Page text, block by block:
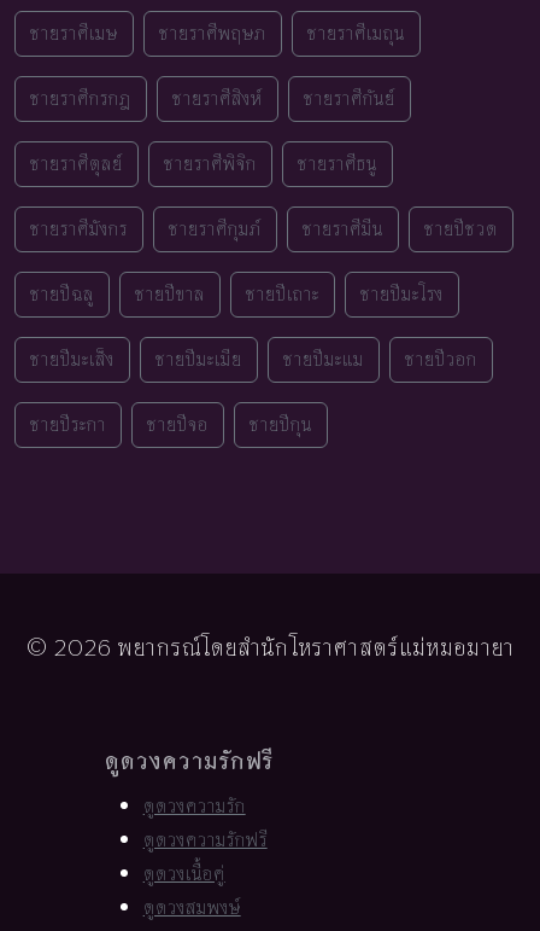
ชายราศีเมษ ชายราศีพฤษภ ชายราศีเมถุน
ชายราศีกรกฎ ชายราศีสิงห์ ชายราศีกันย์
ชายราศีตุลย์ ชายราศีพิจิก ชายราศีธนู
ชายราศีมังกร ชายราศีกุมภ์ ชายราศีมีน ชายปีชวด
ชายปีฉลู ชายปีขาล ชายปีเถาะ ชายปีมะโรง
ชายปีมะเส็ง ชายปีมะเมีย ชายปีมะแม ชายปีวอก
ชายปีระกา ชายปีจอ ชายปีกุน
© 2026 พยากรณ์โดยสำนักโหราศาสตร์แม่หมอมายา
ดูดวงความรักฟรี
ดูดวงความรัก
ดูดวงความรักฟรี
ดูดวงเนื้อคู่
ดูดวงสมพงษ์